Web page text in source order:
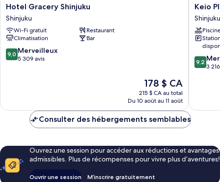
Hotel
Gracery
Shinjuku
Shinjuku
Hotel Gracery Shinjuku
Shinjuku
Wi-Fi gratuit
Restaurant
Climatisation
Bar
9.0
sur
9,0 Merveilleux
5 309 avis
Le
prix
est
178 $ CA
178 $ CA
215 $ CA au total
Du 10 août au 11 août
Keio
Plaza
Hotel
Tokyo
Shinjuku
Keio
Shinjuku
9.2
sur
9,2
3
Consulter des hébergements semblables
Ouvrez une session pour accéder aux réductions et avantages
admissibles. Plus de récompenses pour vivre plus d’aventures!
Ouvrir une session M’inscrire gratuitement